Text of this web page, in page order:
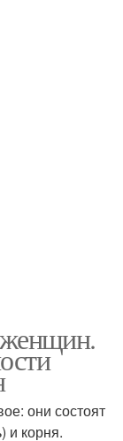
они состоят
и корня.